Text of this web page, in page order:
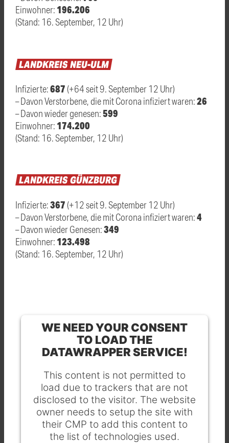
Einwohner:196.206
(Stand: 16. September, 12 Uhr)
LANDKREISNEU-ULM
Infizierte:687 (+64 seit 9. September 12 Uhr)
– Davon Verstorbene, die mit Corona infiziert waren:26
– Davon wieder genesen:599
Einwohner:174.200
(Stand: 16. September, 12 Uhr)
LANDKREISGÜNZBURG
Infizierte:367 (+12 seit 9. September 12 Uhr)
– Davon Verstorbene, die mit Corona infiziert waren:4
– Davon wieder Genesen:349
Einwohner:123.498
(Stand: 16. September, 12 Uhr)
WE NEED YOUR CONSENT
TO LOAD THE
DATAWRAPPER SERVICE!
This content is not permitted to
load due to trackers that are not
disclosed to the visitor. The website
owner needs to setup the site with
their CMP to add this content to
the list of technologies used.